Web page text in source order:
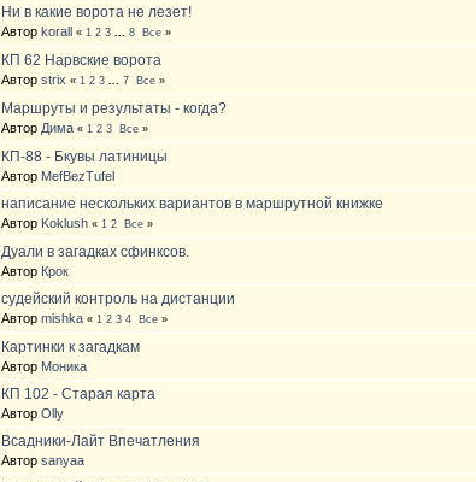
Ни в какие ворота не лезет!
Авторkorall «1 2 3 ...8 Все »
КП 62 Нарвские ворота
Авторstrix «1 2 3 ...7 Все »
Маршруты и результаты - когда?
Автор Дима «1 2 3 Все »
КП-88 - Бкувы латиницы
Автор MefBezTufel
написание нескольких вариантов в маршрутной книжке
Автор Koklush «1 2 Все »
Дуали в загадках сфинксов.
Автор Крок
судейский контроль на дистанции
Авторmishka «1 2 3 4 Все »
Картинки к загадкам
Автор Моника
КП 102 - Старая карта
АвторOlly
Всадники-Лайт Впечатления
Авторsanyaa